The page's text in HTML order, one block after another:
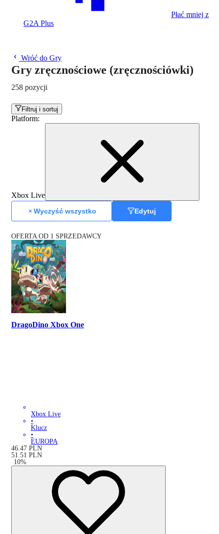
Płać mniej z
G2A Plus
Wróć do Gry
Gry zręcznościowe (zręcznościówki)
258 pozycji
Filtruj i sortuj
Platform:
Xbox Live
Wyczyść wszystko Edytuj
OFERTA OD 1 SPRZEDAWCY
DragoDino Xbox One
Xbox Live
•
Klucz
•
EUROPA
46.47 PLN
51.51 PLN
-10%